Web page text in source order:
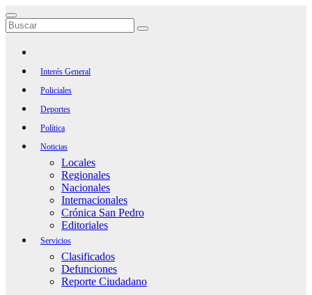
Saltar
al
contenido
Interés General
Policiales
Deportes
Política
Noticias
Locales
Regionales
Nacionales
Internacionales
Crónica San Pedro
Editoriales
Servicios
Clasificados
Defunciones
Reporte Ciudadano